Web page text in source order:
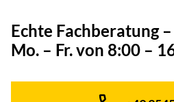
Echte Fachberatung
Mo. – Fr. von 8:00 –